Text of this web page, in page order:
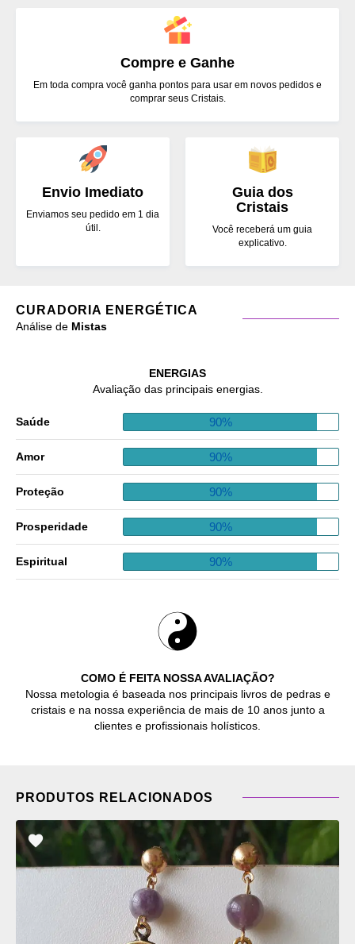
Envio Imediato
Enviamos seu pedido em 1 dia
útil.
Compre e Ganhe
Em toda compra você ganha pontos para usar em novos pedidos e
comprar seus Cristais.
Guia dos
Cristais
Você receberá um guia
explicativo.
CURADORIA ENERGÉTICA
Análise de Mistas
COMO É FEITA NOSSA AVALIAÇÃO?
Nossa metologia é baseada nos principais livros de pedras e
cristais e na nossa experiência de mais de 10 anos junto a
clientes e profissionais holísticos.
ENERGIAS
Avaliação das principais energias.
Saúde 90%
Amor 90%
Proteção 90%
Prosperidade 90%
Espiritual 90%
PRODUTOS RELACIONADOS
FAVORITOS